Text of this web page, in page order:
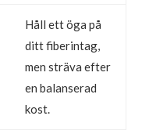
Håll ett öga på
ditt fiberintag,
men sträva efter
en balanserad
kost.